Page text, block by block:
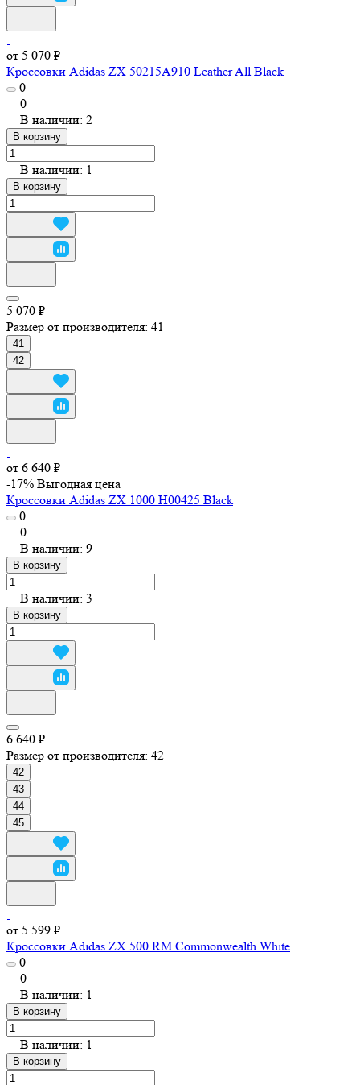
от 5 070 ₽
Кроссовки Adidas ZX 50215A910 Leather All Black
0
0
В наличии: 2
В корзину
В наличии: 1
В корзину
5 070 ₽
Размер от производителя: 41
41
42
от 6 640 ₽
-17% Выгодная цена
Кроссовки Adidas ZX 1000 H00425 Black
0
0
В наличии: 9
В корзину
В наличии: 3
В корзину
6 640 ₽
Размер от производителя: 42
42
43
44
45
от 5 599 ₽
Кроссовки Adidas ZX 500 RM Commonwealth White
0
0
В наличии: 1
В корзину
В наличии: 1
В корзину